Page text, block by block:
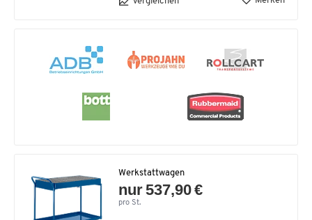
Werkstattwagen
nur 537,90 €
pro St.